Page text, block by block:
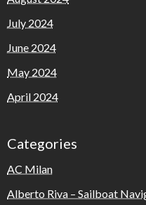
July 2024
June 2024
May 2024
April 2024
Categories
AC Milan
Alberto Riva – Sailboat